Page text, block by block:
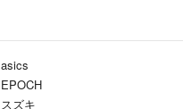
asics
EPOCH
スズキ